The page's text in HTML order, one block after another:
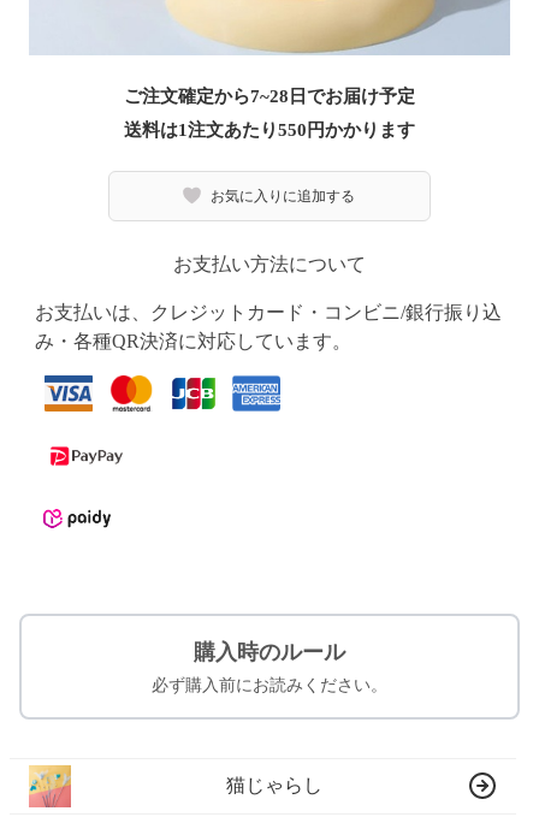
ご注文確定から7~28日でお届け予定
送料は1注文あたり550 円かかります
お気に入りに追加する
お支払い方法について
お支払いは、クレジットカード・コンビニ/銀行振り込
み・各種QR決済に対応しています。
購入時のルール
必ず購入前にお読みください。
猫じゃらし